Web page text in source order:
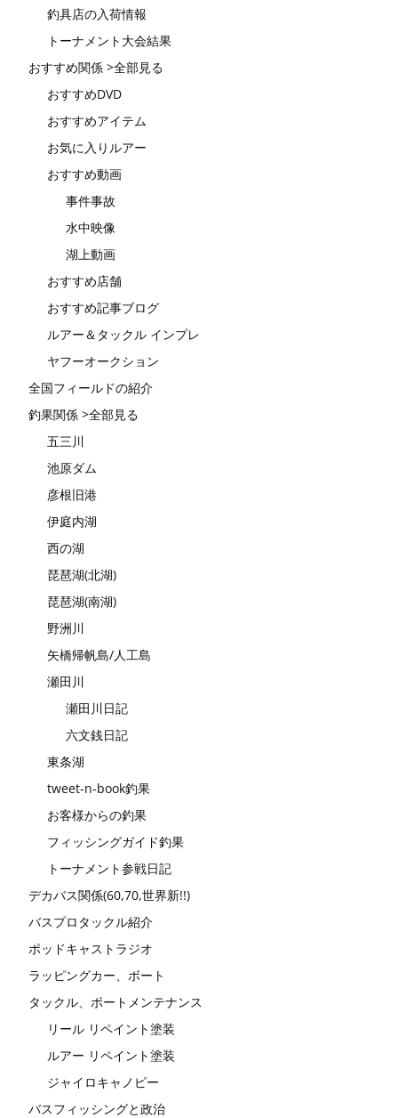
釣具店の入荷情報
トーナメント大会結果
おすすめ関係 >全部見る
おすすめDVD
おすすめアイテム
お気に入りルアー
おすすめ動画
事件事故
水中映像
湖上動画
おすすめ店舗
おすすめ記事ブログ
ルアー＆タックル インプレ
ヤフーオークション
全国フィールドの紹介
釣果関係 >全部見る
五三川
池原ダム
彦根旧港
伊庭内湖
西の湖
琵琶湖(北湖)
琵琶湖(南湖)
野洲川
矢橋帰帆島/人工島
瀬田川
瀬田川日記
六文銭日記
東条湖
tweet-n-book釣果
お客様からの釣果
フィッシングガイド釣果
トーナメント参戦日記
デカバス関係(60,70,世界新!!)
バスプロタックル紹介
ポッドキャストラジオ
ラッピングカー、ボート
タックル、ボートメンテナンス
リール リペイント塗装
ルアー リペイント塗装
ジャイロキャノピー
バスフィッシングと政治